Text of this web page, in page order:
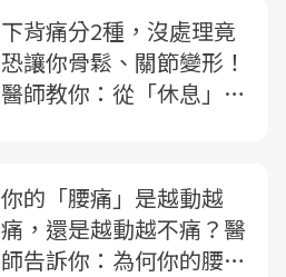
下背痛分2種，沒處理竟
恐讓你骨鬆、關節變形！
醫師教你：從「休息」判
你的「腰痛」是越動越
痛，還是越動越不痛？醫
師告訴你：為何你的腰痛